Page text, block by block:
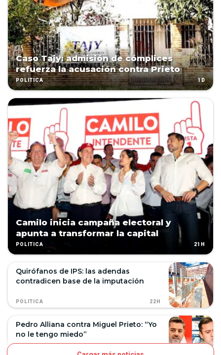
Caso Tajy: admisión de cómplices
refuerza la acusación contra Prieto
POLÍTICA 1D
Camilo inicia campaña electoral y
apunta a transformar la capital
POLÍTICA 21H
Quirófanos de IPS: las adendas
contradicen base de la imputación
POLÍTICA 22H
Pedro Alliana contra Miguel Prieto: “Yo
no le tengo miedo”